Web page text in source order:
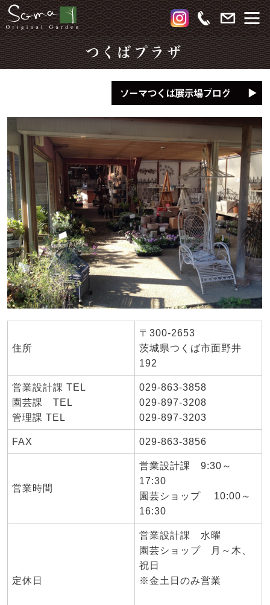
つくばプラザ
住所
〒300-2653
茨城県つくば市面野井
192
営業設計課 TEL
園芸課 TEL
管理課 TEL
029-863-3858
029-897-3208
029-897-3203
FAX 029-863-3856
営業時間
営業設計課 9:30～
17:30
園芸ショップ 10:00～
16:30
定休日
営業設計課 水曜
園芸ショップ 月～木、
祝日
※金土日のみ営業